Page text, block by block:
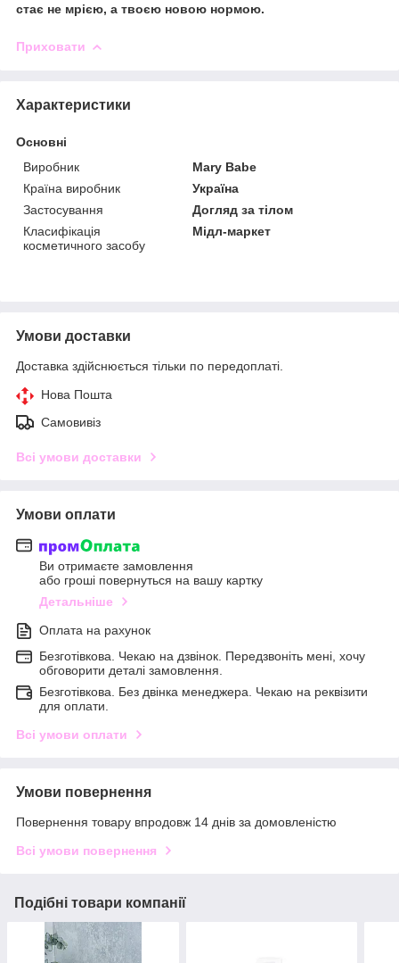
стає не мрією, а твоєю новою нормою.
Приховати
Характеристики
Основні
Виробник
Mary Babe
Країна виробник
Україна
Застосування
Догляд за тілом
Класифікація
косметичного засобу
Мідл-маркет
Умови доставки
Доставка здійснюється тільки по передоплаті.
Нова Пошта
Самовивіз
Всі умови доставки
Умови оплати
Ви отримаєте замовлення
або гроші повернуться на вашу картку
Детальніше
Оплата на рахунок
Безготівкова. Чекаю на дзвінок. Передзвоніть мені, хочу
обговорити деталі замовлення.
Безготівкова. Без двінка менеджера. Чекаю на реквізити
для оплати.
Всі умови оплати
Умови повернення
Повернення товару впродовж 14 днів за домовленістю
Всі умови повернення
Подібні товари компанії